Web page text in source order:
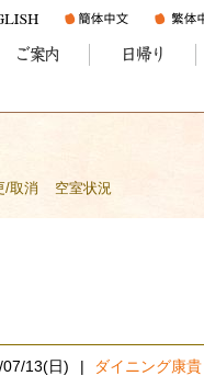
ご案内 日帰り
/取消 空室状況
13(日) ダイニング康貴